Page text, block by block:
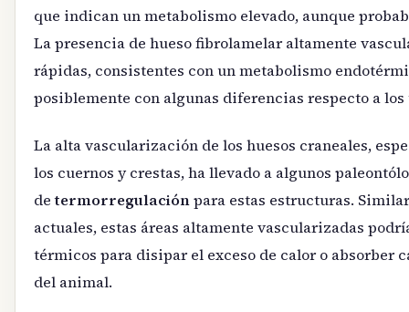
que indican un metabolismo elevado, aunque
La presencia de hueso fibrolamelar altamente
rápidas, consistentes con un metabolismo
posiblemente con algunas diferencias respecto a
La alta vascularización de los huesos craneales,
los cuernos y crestas, ha llevado a algunos
determorregulaciónpara estas estructuras.
actuales, estas áreas altamente vascularizadas
térmicos para disipar el exceso de calor o absorber
del animal.